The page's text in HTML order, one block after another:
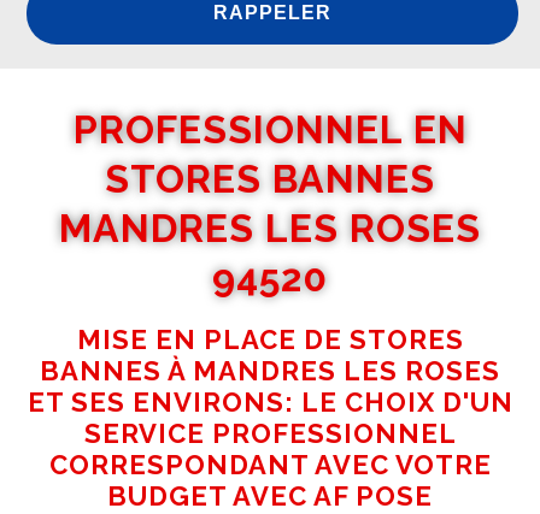
PROFESSIONNEL EN
STORES BANNES
MANDRES LES ROSES
94520
MISE EN PLACE DE STORES
BANNES À MANDRES LES ROSES
ET SES ENVIRONS: LE CHOIX D'UN
SERVICE PROFESSIONNEL
CORRESPONDANT AVEC VOTRE
BUDGET AVEC AF POSE